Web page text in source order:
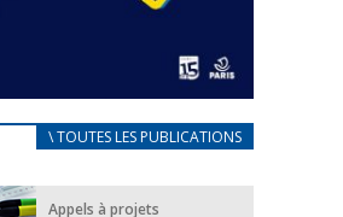
\ TOUTES LES PUBLICATIONS
Appels à projets